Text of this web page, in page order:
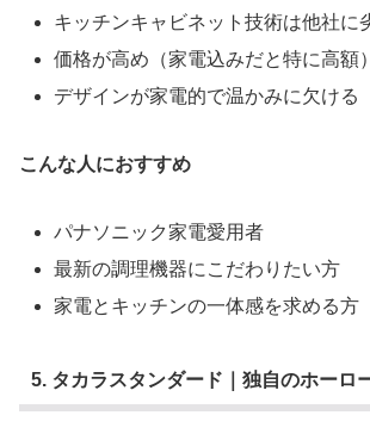
キッチンキャビネット技術は他社に
価格が高め（家電込みだと特に高額）
デザインが家電的で温かみに欠ける
こんな人におすすめ
パナソニック家電愛用者
最新の調理機器にこだわりたい方
家電とキッチンの一体感を求める方
5. タカラスタンダード｜独自のホーロ